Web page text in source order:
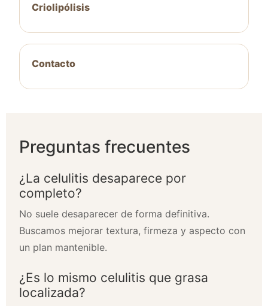
Criolipólisis
Contacto
Preguntas frecuentes
¿La celulitis desaparece por
completo?
No suele desaparecer de forma definitiva.
Buscamos mejorar textura, firmeza y aspecto con
un plan mantenible.
¿Es lo mismo celulitis que grasa
localizada?